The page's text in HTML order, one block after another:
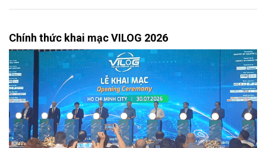
Chính thức khai mạc VILOG 2026